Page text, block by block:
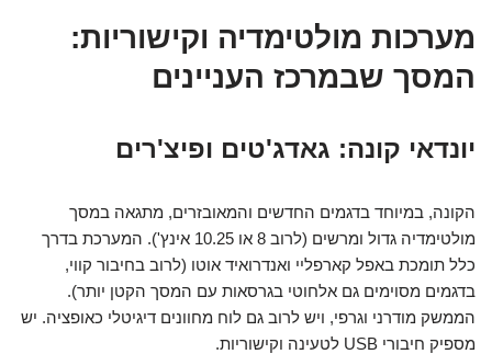
מערכות מולטימדיה וקישוריות:
המסך שבמרכז העניינים
יונדאי קונה: גאדג'טים ופיצ'רים
הקונה, במיוחד בדגמים החדשים והמאובזרים, מתגאה במסך
מולטימדיה גדול ומרשים (לרוב 8 או 10.25 אינץ'). המערכת בדרך
כלל תומכת באפל קארפליי ואנדרואיד אוטו (לרוב בחיבור קווי,
בדגמים מסוימים גם אלחוטי בגרסאות עם המסך הקטן יותר).
הממשק מודרני וגרפי, ויש לרוב גם לוח מחוונים דיגיטלי כאופציה. יש
מספיק חיבורי USB לטעינה וקישוריות.